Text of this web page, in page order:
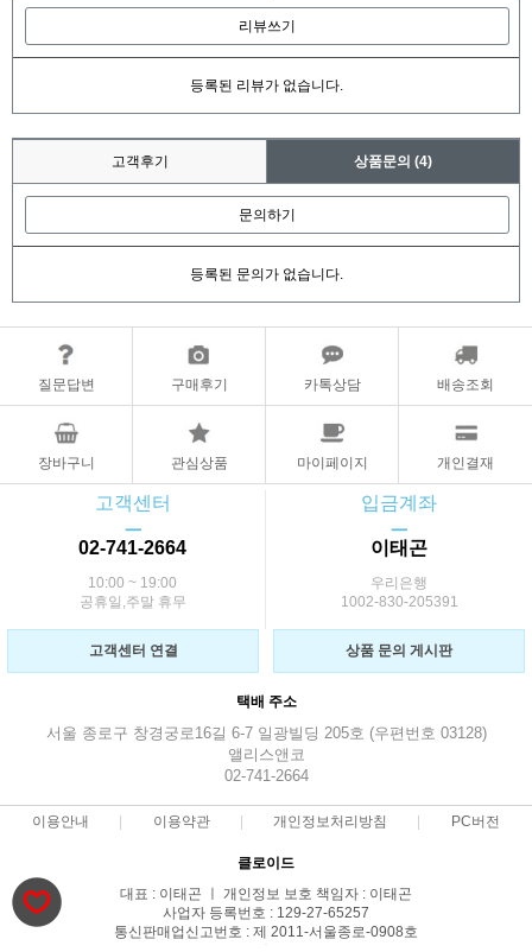
리뷰쓰기
등록된 리뷰가 없습니다.
고객후기 상품문의 (4)
문의하기
등록된 문의가 없습니다.
질문답변 구매후기 카톡상담 배송조회
장바구니 관심상품 마이페이지 개인결재
고객센터
ㅡ
02-741-2664
10:00 ~ 19:00
공휴일,주말 휴무
입금계좌
ㅡ
이태곤
우리은행
1002-830-205391
고객센터 연결 상품 문의 게시판
택배 주소
서울 종로구 창경궁로16길 6-7 일광빌딩 205호 (우편번호 03128)
앨리스앤코
02-741-2664
이용안내 이용약관 개인정보처리방침 PC버전
클로이드
대표 : 이태곤 ㅣ 개인정보 보호 책임자 : 이태곤
사업자 등록번호 : 129-27-65257
통신판매업신고번호 : 제 2011-서울종로-0908호